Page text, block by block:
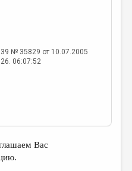
№ 35829 от 10.07.2005
06:07:52
Вас